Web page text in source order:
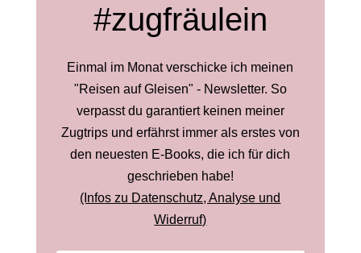
#zugfräulein
Einmal im Monat verschicke ich meinen
"Reisen auf Gleisen" - Newsletter. So
verpasst du garantiert keinen meiner
Zugtrips und erfährst immer als erstes von
den neuesten E-Books, die ich für dich
geschrieben habe!
(Infos zu Datenschutz, Analyse und
Widerruf)